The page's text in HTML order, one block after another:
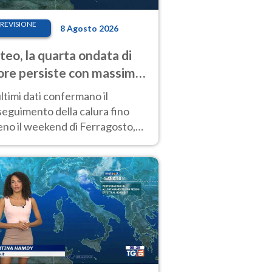
8 Agosto 2026
la quarta ondata di
persiste con massime
molto elevate
dati confermano il
della calura fino
il weekend di Ferragosto,
prossima